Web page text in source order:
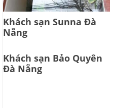
Khách sạn Sunna Đà
Nẵng
Khách sạn Bảo Quyên
Đà Nẵng